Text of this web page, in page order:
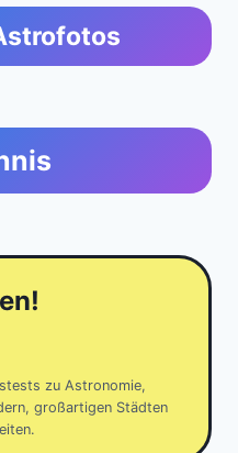
zu Astronomie,
großartigen Städten